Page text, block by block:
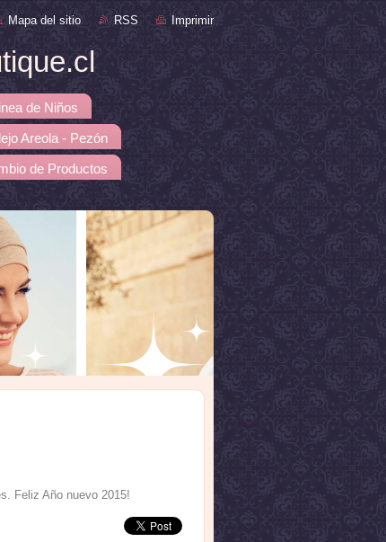
Mapa del sitio RSS Imprimir
de Niños
Areola - Pezón
de Productos
Feliz Año nuevo 2015!